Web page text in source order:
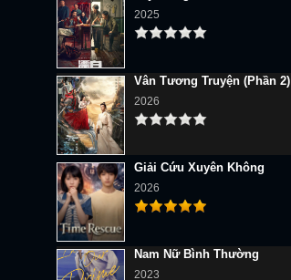
2025
Vân Tương Truyện (Phần 2)
2026
Giải Cứu Xuyên Không
2026
Nam Nữ Bình Thường
2023